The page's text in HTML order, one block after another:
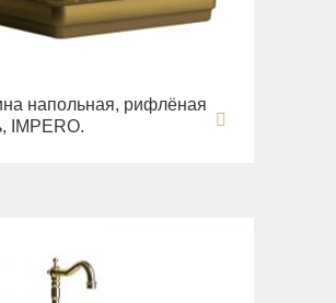
напольная, рифлёная
IMPERO.